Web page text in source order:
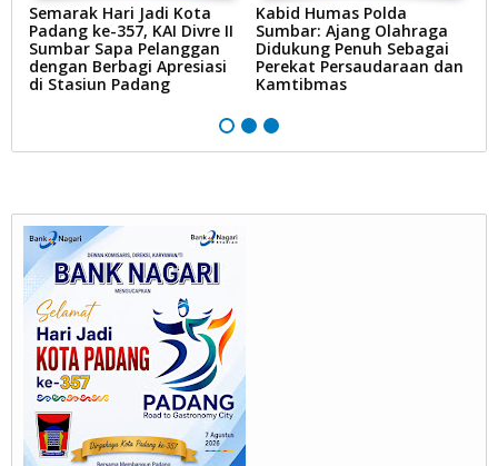
Semarak Hari Jadi Kota
Padang ke-357, KAI Divre II
Sumbar Sapa Pelanggan
dengan Berbagi Apresiasi
di Stasiun Padang
Kabid Humas Polda
Sumbar: Ajang Olahraga
Didukung Penuh Sebagai
Perekat Persaudaraan dan
Kamtibmas